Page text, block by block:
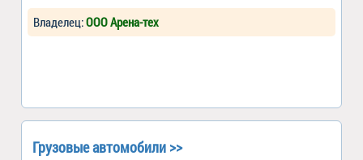
Владелец:ООО Арена-тех
Грузовые автомобили >>